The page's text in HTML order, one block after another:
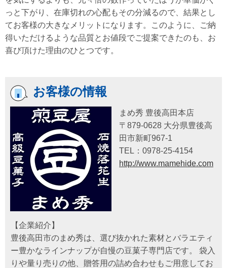
っと下がり、在庫切れの心配もその分減るので、結果とし
てお客様の大きなメリットになります。このように、ご納
得いただけるような品質とお値段でご提案できたのも、お
喜び頂けた理由のひとつです。
お客様の情報
まめ秀 豊後高田本店
〒879-0628 大分県豊後高
田市新町967-1
TEL：0978-25-4154
http://www.mamehide.com
【企業紹介】
豊後高田市のまめ秀は、選び抜かれた素材とバラエティ
ー豊かなラインナップが自慢の豆菓子専門店です。 袋入
りや量り売りの他、贈答用の詰め合わせもご用意してお